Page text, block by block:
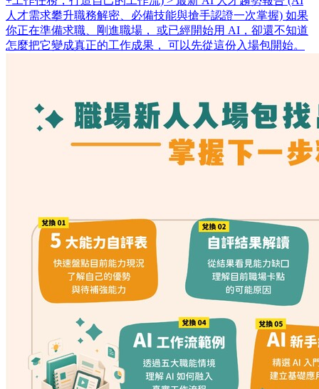
人才需求攀升職務解密、必備技能與搶手認證一次掌握) 如果
你正在準備求職、剛進職場， 或已經開始用 AI，卻還不知道
怎麼把它變成真正的工作成果， 可以先從這份入場包開始。 ​